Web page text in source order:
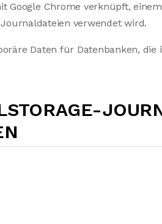
Google Chrome verknüpft,
verwendet wird.
Daten für Datenbanken, die